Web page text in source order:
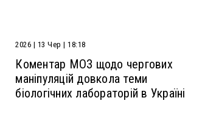
2026 | 13 Чер | 18:18
Коментар МОЗ щодо чергових
маніпуляцій довкола теми
біологічних лабораторій в Україні